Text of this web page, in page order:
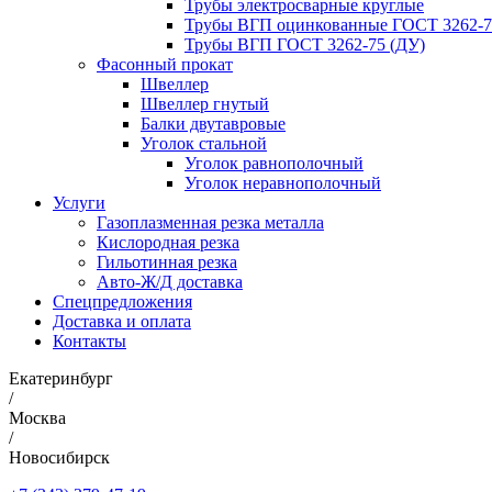
Трубы электросварные круглые
Трубы ВГП оцинкованные ГОСТ 3262-
Трубы ВГП ГОСТ 3262-75 (ДУ)
Фасонный прокат
Швеллер
Швеллер гнутый
Балки двутавровые
Уголок стальной
Уголок равнополочный
Уголок неравнополочный
Услуги
Газоплазменная резка металла
Кислородная резка
Гильотинная резка
Авто-Ж/Д доставка
Спецпредложения
Доставка и оплата
Контакты
Екатеринбург
/
Москва
/
Новосибирск